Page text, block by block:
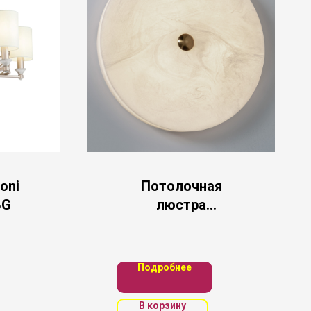
Потолочная
люстра
Подробнее
В корзину